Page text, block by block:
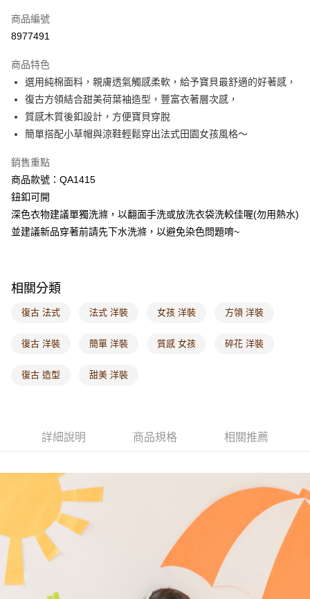
萊爾富取貨付款
付款後萊爾富取貨
每筆NT$60，滿NT$1,000(含以上)免運費
7-11取貨付款
每筆NT$60，滿NT$1,000(含以上)免運費
付款後7-11取貨
每筆NT$60，滿NT$1,000(含以上)免運費
宅配
每筆NT$120，滿NT$1,000(含以上)免運費
海外配送-歐美地區 查看運費
商品編號
8977491
商品特色
選用純棉面料，親膚透氣觸感柔軟，給予寶貝最舒適的好著感，
復古方領結合甜美荷葉袖造型，豐富衣著層次感，
質感木質後釦設計，方便寶貝穿脫
簡單搭配小草帽與涼鞋輕鬆穿出法式田園女孩風格～
銷售重點
商品款號：QA1415
鈕釦可開
深色衣物建議單獨洗滌，以翻面手洗或放洗衣袋洗較佳喔(勿用熱水)
並建議新品穿著前請先下水洗滌，以避免染色問題唷~
相關分類
復古 法式 法式 洋裝 女孩 洋裝 方領 洋裝
復古 洋裝 簡單 洋裝 質感 女孩 碎花 洋裝
復古 造型 甜美 洋裝
詳細說明 商品規格 相關推薦